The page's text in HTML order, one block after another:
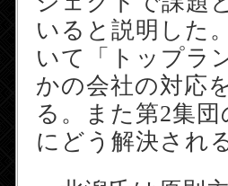
いると説明した
いて「トップラ
かの会社の対応
る。また第2集
にどう解決され